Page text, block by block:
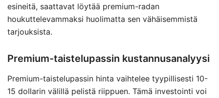
esineitä, saattavat löytää premium-radan
houkuttelevammaksi huolimatta sen vähäisemmistä
tarjouksista.
Premium-taistelupassin kustannusanalyysi
Premium-taistelupassin hinta vaihtelee tyypillisesti 10-
15 dollarin välillä pelistä riippuen. Tämä investointi voi